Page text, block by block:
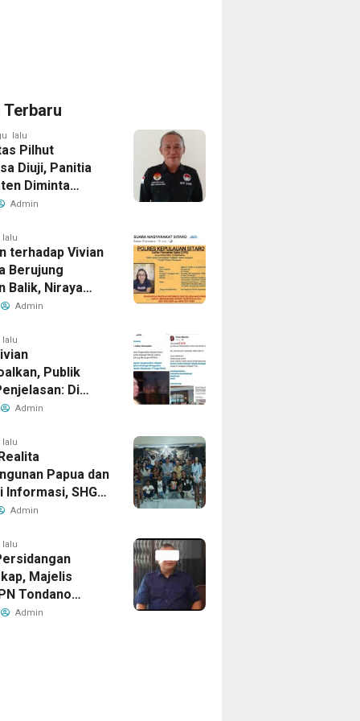
Terbaru
lalu
Pilhut
Diuji, Panitia
Diminta
Aturan Tanpa
Admin
lalu
terhadap Vivian
Berujung
Balik, Niraya
Dicari
Admin
lalu
Publik
Di
Kerugian
Admin
lalu
Papua dan
Informasi, SHG
Mengundang
di
Admin
lalu
Majelis
Tondano
Objek Putusan
Admin